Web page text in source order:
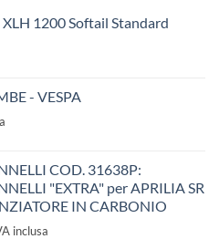
1200 Softail Standard
- VESPA
COD. 31638P:
"EXTRA" per APRILIA SR
IN CARBONIO
inclusa